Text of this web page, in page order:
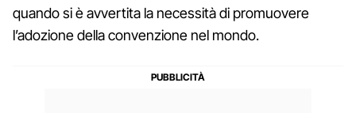
quando si è avvertita la necessità di promuovere
l’adozione della convenzione nel mondo.